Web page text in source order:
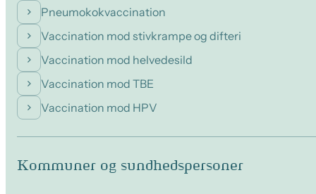
Pneumokokvaccination
Vaccination mod stivkrampe og difteri
Vaccination mod helvedesild
Vaccination mod TBE
Vaccination mod HPV
Kommuner og sundhedspersoner